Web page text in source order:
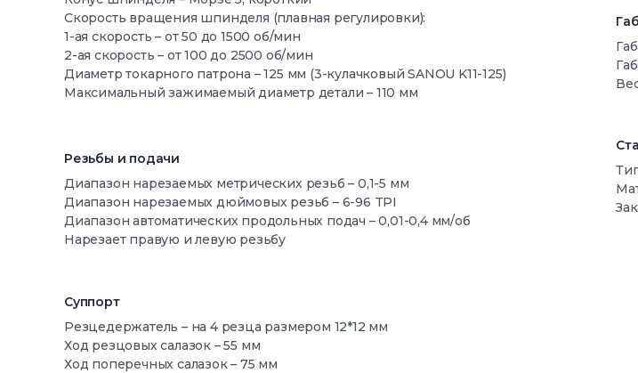
Скорость вращения шпинделя (плавная регулировки):
1-ая скорость – от 50 до 1500 об/мин
2-ая скорость – от 100 до 2500 об/мин
Диаметр токарного патрона – 125 мм (3-кулачковый SANOU K11-125)
Максимальный зажимаемый диаметр детали – 110 мм
Резьбы и подачи
Диапазон нарезаемых метрических резьб – 0,1-5 мм
Диапазон нарезаемых дюймовых резьб – 6-96 TPI
Диапазон автоматических продольных подач –0,01-0,4 мм/об
Нарезает правую и левую резьбу
Суппорт
Резцедержатель – на 4 резца размером 12*12 мм
Ход резцовых салазок – 55 мм
Ход поперечных салазок – 75 мм